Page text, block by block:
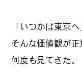
#
「いつかは東京
そんな価値観が正
何度も見てきた。